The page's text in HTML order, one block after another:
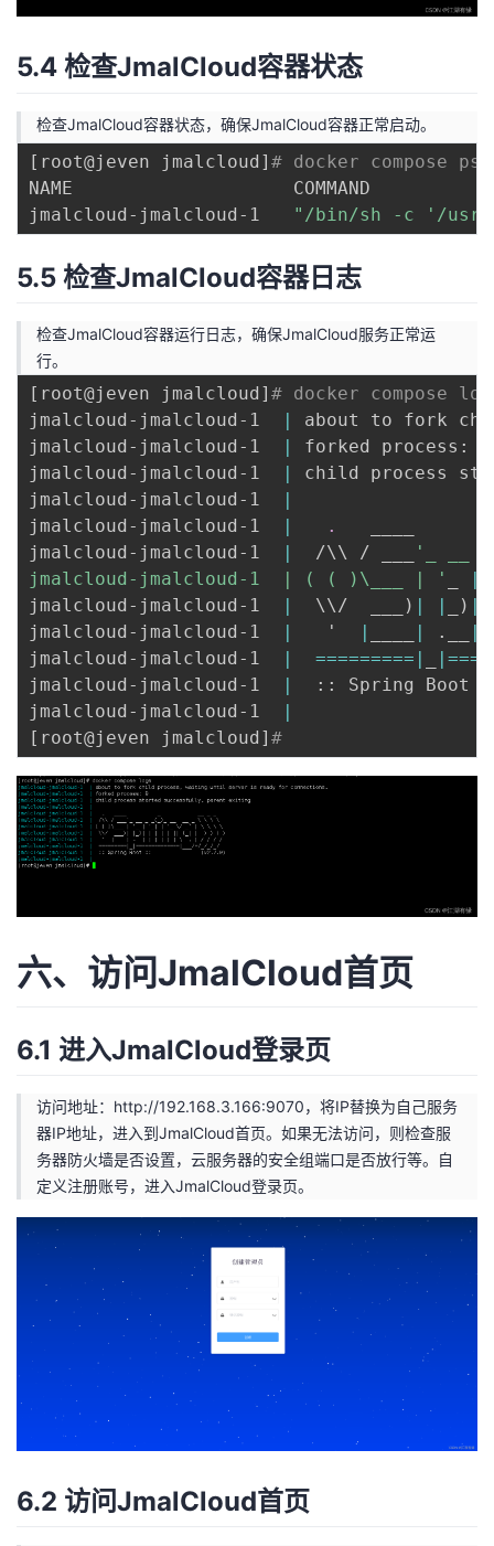
5.4 检查JmalCloud容器状态
检查JmalCloud容器状态，确保JmalCloud容器正常启动。
[ root@jeven jmalcloud ] # docker compose ps
NAME                    COMMAND
jmalcloud-jmalcloud-1
"/bin/sh -c '/usr/
5.5 检查JmalCloud容器日志
检查JmalCloud容器运行日志，确保JmalCloud服务正常运
行。
[ root@jeven jmalcloud ] # docker compose
jmalcloud-jmalcloud-1
|
about to fork
jmalcloud-jmalcloud-1
| forked process:
jmalcloud-jmalcloud-1
|
child process
jmalcloud-jmalcloud-1
|
jmalcloud-jmalcloud-1
| .
jmalcloud-jmalcloud-1
|
  /
\\ / ___
'_ __
jmalcloud-jmalcloud-1  | ( ( )\___ | '
|
jmalcloud-jmalcloud-1
| \\/  ___ ) | | ) |
jmalcloud-jmalcloud-1
|
   '
| | .__ |
jmalcloud-jmalcloud-1
| ========= | | ====
jmalcloud-jmalcloud-1
|
::
jmalcloud-jmalcloud-1
|
[ root@jeven jmalcloud ] #
六、访问JmalCloud首页
6.1 进入JmalCloud登录页
访问地址： http://192.168.3.166:9070，将IP替换为自己服务
器IP地址，进入到JmalCloud首页。如果无法访问，则检查服
务器防火墙是否设置，云服务器的安全组端口是否放行等。自
定义注册账号，进入JmalCloud登录页。
6.2 访问JmalCloud首页